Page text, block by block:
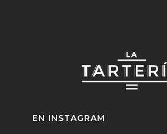
EN INSTAGRAM